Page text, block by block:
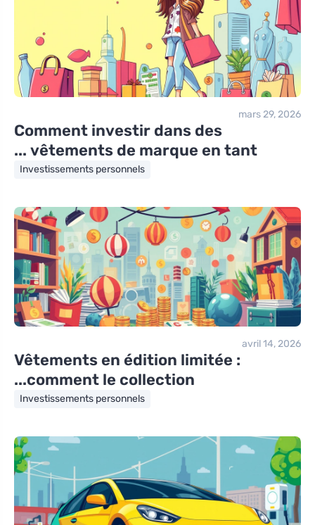
mars 29, 2026
Comment investir dans des
vêtements de marque en tant ...
Investissements personnels
avril 14, 2026
Vêtements en édition limitée :
comment le collection...
Investissements personnels